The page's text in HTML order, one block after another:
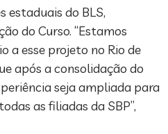
estaduais do BLS,
do Curso. “Estamos
a esse projeto no Rio de
após a consolidação do
seja ampliada para
as filiadas da SBP”,